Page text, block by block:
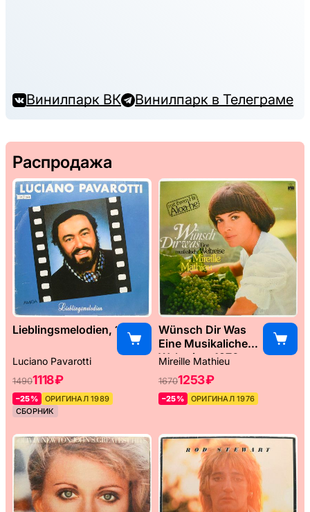
Винилпарк ВК Винилпарк в Телеграме
Распродажа
Lieblingsmelodien, 1989
Luciano Pavarotti
14901118 ₽
–25%
ОРИГИНАЛ 1989
СБОРНИК
Wünsch Dir Was
Eine Musikaliche
Weltreise, 1976
Mireille Mathieu
16701253 ₽
–25% ОРИГИНАЛ 1976